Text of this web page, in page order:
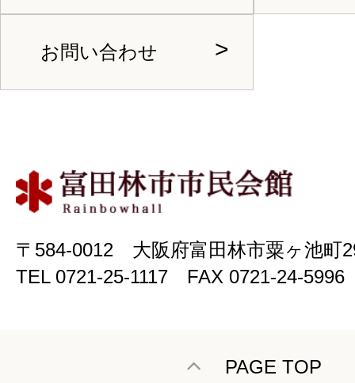
お問い合わせ
〒584-0012 大阪府富田林市粟ヶ池町
TEL 0721-25-1117 FAX 0721-24-5996
PAGE TOP